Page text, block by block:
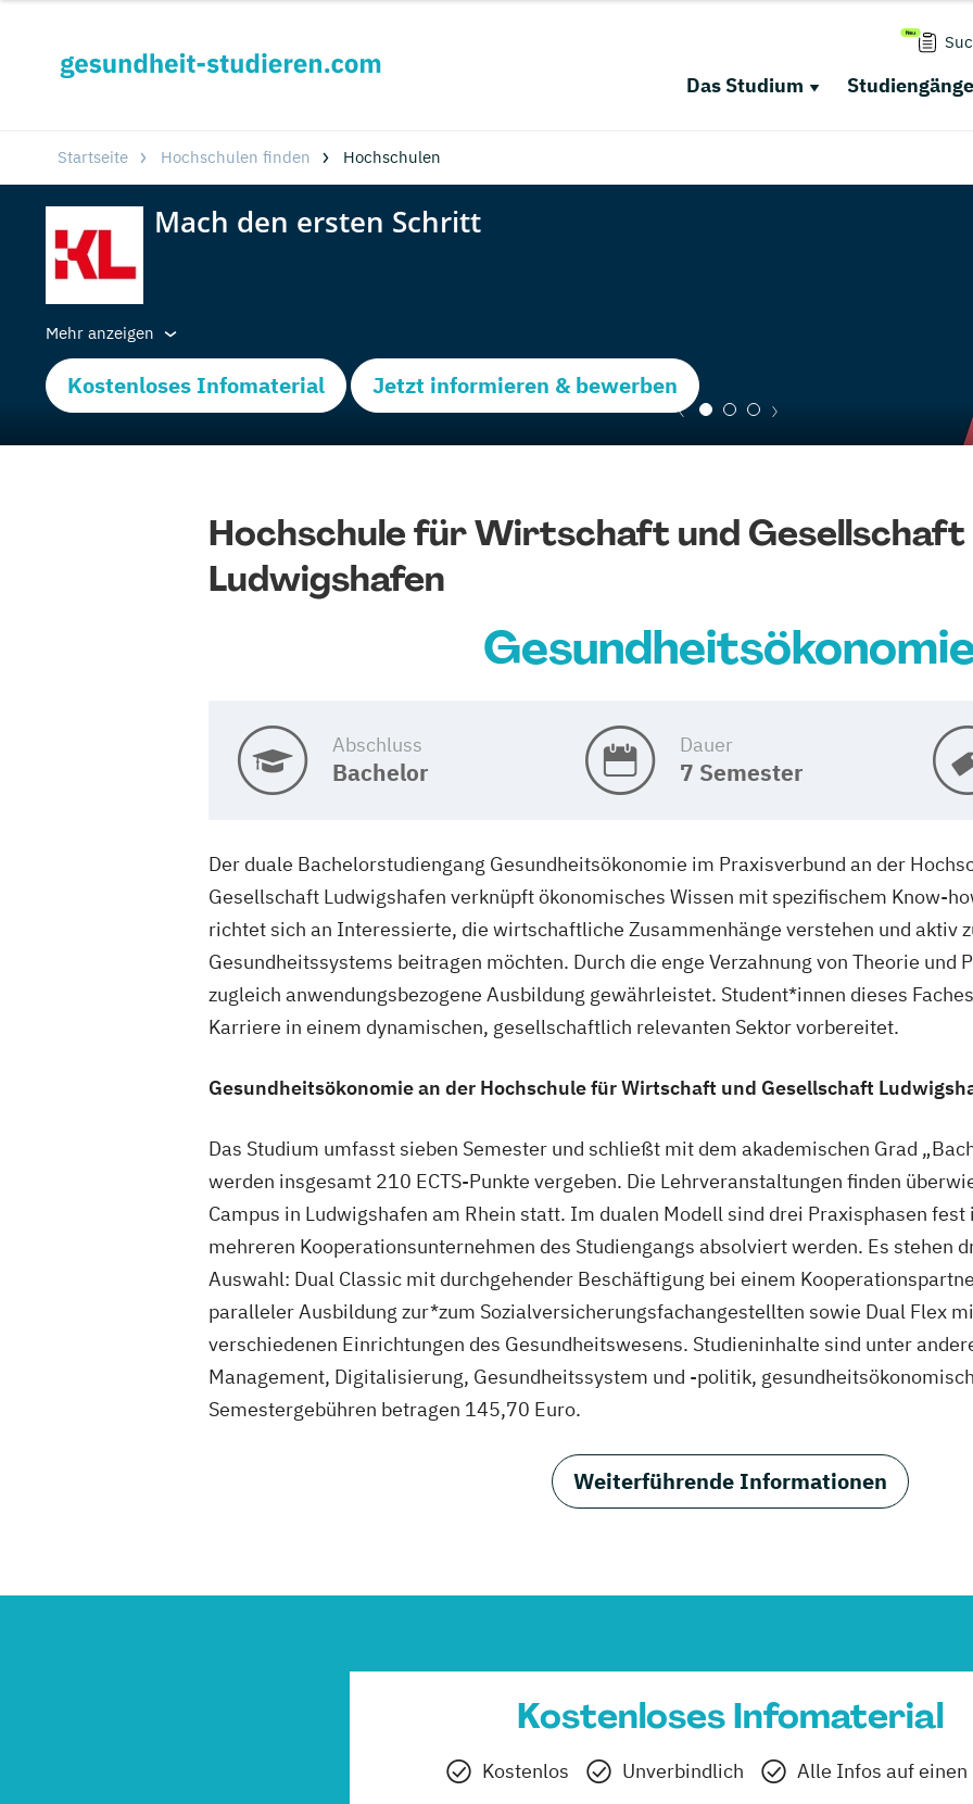
Das Studium Studiengänge
Startseite Hochschulen finden Hochschulen
Mehr anzeigen
Kostenloses Infomaterial Jetzt informieren & bewerben
Hochschule für Wirtschaft und Gesellschaft
Ludwigshafen
Abschluss
Bachelor
Dauer
7 Semester
Der duale Bachelorstudiengang Gesundheitsökonomie im Praxisverbund an der
Gesellschaft Ludwigshafen verknüpft ökonomisches Wissen mit spezifischem Know-
richtet sich an Interessierte, die wirtschaftliche Zusammenhänge verstehen und aktiv
Gesundheitssystems beitragen möchten. Durch die enge Verzahnung von Theorie und
zugleich anwendungsbezogene Ausbildung gewährleistet. Student*innen dieses
Karriere in einem dynamischen, gesellschaftlich relevanten Sektor vorbereitet.
Gesundheitsökonomie an der Hochschule für Wirtschaft und Gesellschaft
Das Studium umfasst sieben Semester und schließt mit dem akademischen Grad
werden insgesamt 210 ECTS-Punkte vergeben. Die Lehrveranstaltungen finden
Campus in Ludwigshafen am Rhein statt. Im dualen Modell sind drei Praxisphasen
mehreren Kooperationsunternehmen des Studiengangs absolviert werden. Es stehen
Auswahl: Dual Classic mit durchgehender Beschäftigung bei einem
paralleler Ausbildung zur*zum Sozialversicherungsfachangestellten sowie Dual Flex
verschiedenen Einrichtungen des Gesundheitswesens. Studieninhalte sind unter
Management, Digitalisierung, Gesundheitssystem und -politik,
Semestergebühren betragen 145,70 Euro.
Weiterführende Informationen
Kostenloses Infomaterial
Kostenlos Unverbindlich Alle Infos auf einen